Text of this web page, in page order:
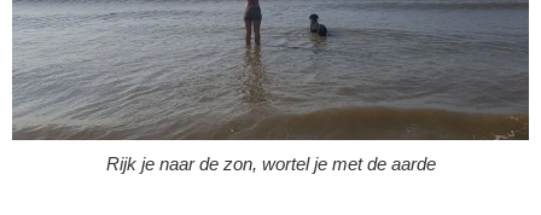
Rijk je naar de zon, wortel je met de aarde